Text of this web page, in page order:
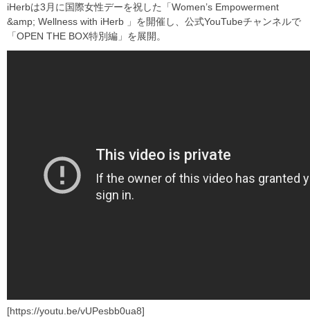
iHerbは3月に国際女性デーを祝した「Women’s Empowerment
&amp; Wellness with iHerb 」を開催し、公式YouTubeチャンネルで
「OPEN THE BOX特別編」を展開。
[https://youtu.be/vUPesbb0ua8]